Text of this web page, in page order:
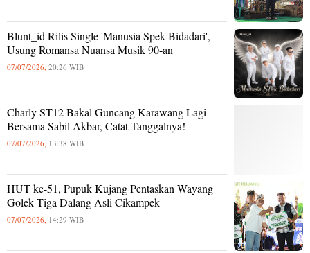
Blunt_id Rilis Single 'Manusia Spek Bidadari',
Usung Romansa Nuansa Musik 90-an
07/07/2026, 20:26 WIB
Charly ST12 Bakal Guncang Karawang Lagi
Bersama Sabil Akbar, Catat Tanggalnya!
07/07/2026, 13:38 WIB
HUT ke-51, Pupuk Kujang Pentaskan Wayang
Golek Tiga Dalang Asli Cikampek
07/07/2026, 14:29 WIB